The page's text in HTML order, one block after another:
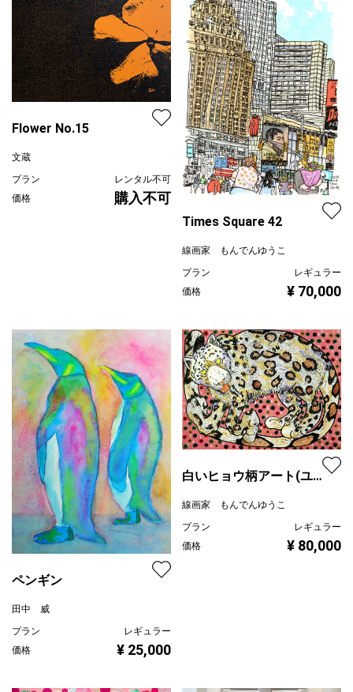
Flower No.15
文蔵
プラン
レンタル不可
価格
購入不可
Times Square 42
線画家 もんでんゆうこ
プラン
レギュラー
価格
¥ 70,000
ペンギン
田中 威
プラン
レギュラー
価格
¥ 25,000
白いヒョウ柄アート(ユ
線画家 もんでんゆうこ
プラン
レギュラー
価格
¥ 80,000